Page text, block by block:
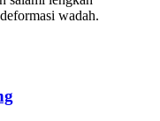
wadah.